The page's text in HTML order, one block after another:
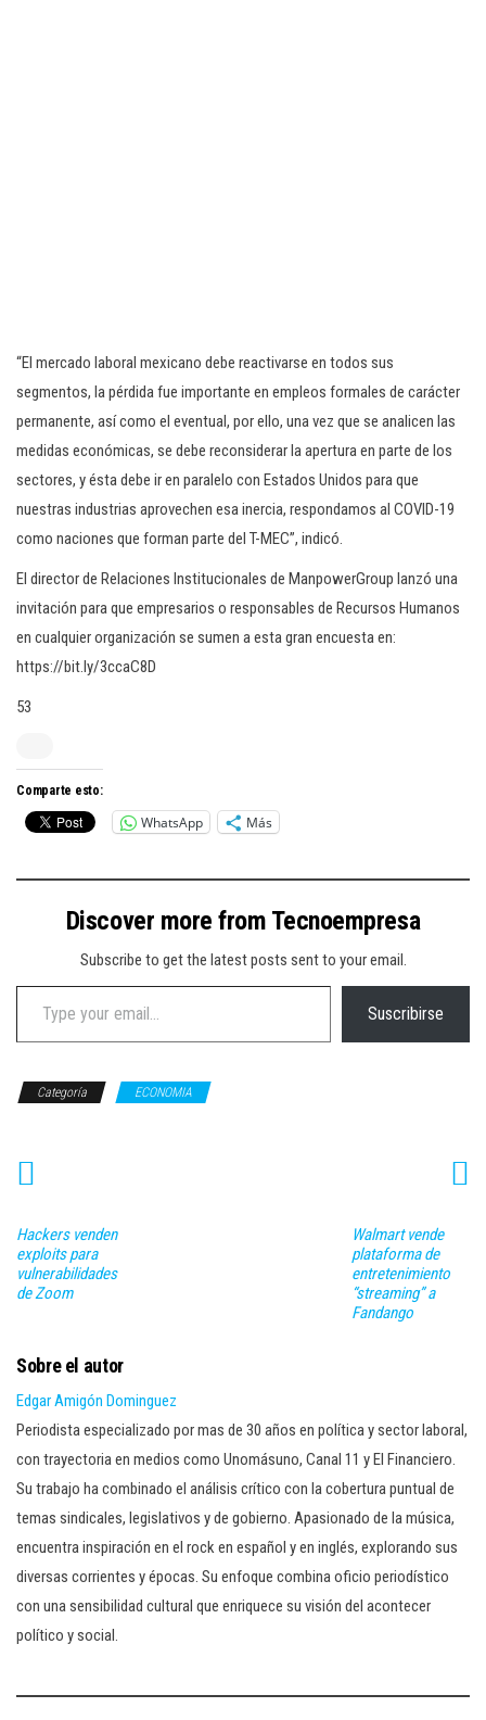
“El mercado laboral mexicano debe reactivarse en todos sus
segmentos, la pérdida fue importante en empleos formales de carácter
permanente, así como el eventual, por ello, una vez que se analicen las
medidas económicas, se debe reconsiderar la apertura en parte de los
sectores, y ésta debe ir en paralelo con Estados Unidos para que
nuestras industrias aprovechen esa inercia, respondamos al COVID-19
como naciones que forman parte del T-MEC”, indicó.
El director de Relaciones Institucionales de ManpowerGroup lanzó una
invitación para que empresarios o responsables de Recursos Humanos
en cualquier organización se sumen a esta gran encuesta en:
https://bit.ly/3ccaC8D
53
Comparte esto:
WhatsApp Más
Discover more from Tecnoempresa
Subscribe to get the latest posts sent to your email.
Type your email…
Suscribirse
Categoría ECONOMIA
Hackers venden
exploits para
vulnerabilidades
de Zoom
Walmart vende
plataforma de
entretenimiento
“streaming” a
Fandango
Sobre el autor
Edgar Amigón Dominguez
Periodista especializado por mas de 30 años en política y sector laboral,
con trayectoria en medios como Unomásuno, Canal 11 y El Financiero.
Su trabajo ha combinado el análisis crítico con la cobertura puntual de
temas sindicales, legislativos y de gobierno. Apasionado de la música,
encuentra inspiración en el rock en español y en inglés, explorando sus
diversas corrientes y épocas. Su enfoque combina oficio periodístico
con una sensibilidad cultural que enriquece su visión del acontecer
político y social.